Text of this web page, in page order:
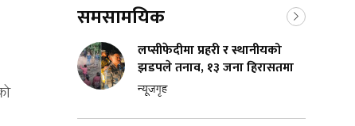
समसामयिक
लप्सीफेदीमा प्रहरी र स्थानीयको
झडपले तनाव, १३ जना हिरासतमा
न्यूजगृह